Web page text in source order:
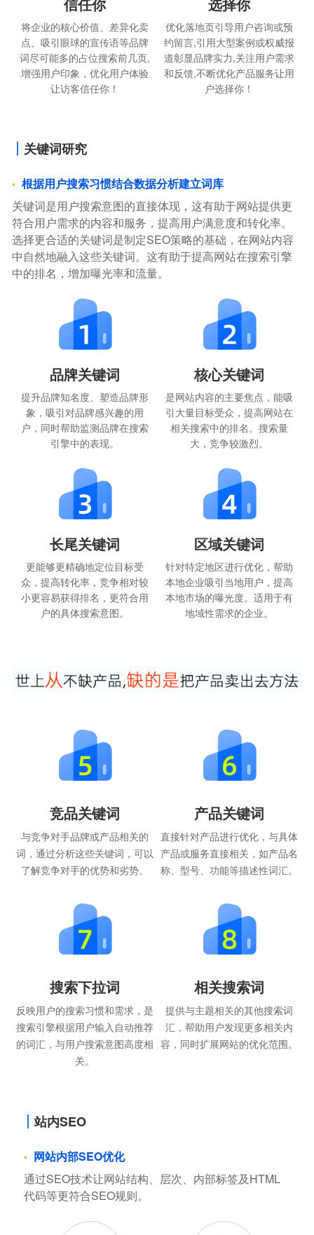
将企业的核心价值、差异化卖
点、吸引眼球的宣传语等品牌
词尽可能多的占位搜索前几页,
增强用户印象，优化用户体验
让访客信任你！
优化落地页引导用户咨询或预
约留言,引用大型案例或权威报
道彰显品牌实力,关注用户需求
和反馈,不断优化产品服务让用
户选择你！
关键词研究
根据用户搜索习惯结合数据分析建立词库
关键词是用户搜索意图的直接体现，这有助于网站提供更
符合用户需求的内容和服务，提高用户满意度和转化率。
选择更合适的关键词是制定SEO策略的基础，在网站内容
中自然地融入这些关键词。这有助于提高网站在搜索引擎
中的排名，增加曝光率和流量。
品牌关键词
提升品牌知名度、塑造品牌形
象，吸引对品牌感兴趣的用
户，同时帮助监测品牌在搜索
引擎中的表现。
核心关键词
是网站内容的主要焦点，能吸
引大量目标受众，提高网站在
相关搜索中的排名。搜索量
大，竞争较激烈。
长尾关键词
更能够更精确地定位目标受
众，提高转化率，竞争相对较
小更容易获得排名，更符合用
户的具体搜索意图。
区域关键词
针对特定地区进行优化，帮助
本地企业吸引当地用户，提高
本地市场的曝光度。适用于有
地域性需求的企业。
竞品关键词
与竞争对手品牌或产品相关的
词，通过分析这些关键词，可以
了解竞争对手的优势和劣势。
产品关键词
直接针对产品进行优化，与具体
产品或服务直接相关，如产品名
称、型号、功能等描述性词汇。
搜索下拉词
反映用户的搜索习惯和需求，是
搜索引擎根据用户输入自动推荐
的词汇，与用户搜索意图高度相
关。
相关搜索词
提供与主题相关的其他搜索词
汇，帮助用户发现更多相关内
容，同时扩展网站的优化范围。
站内SEO
网站内部SEO优化
通过SEO技术让网站结构、层次、内部标签及HTML
代码等更符合SEO规则。